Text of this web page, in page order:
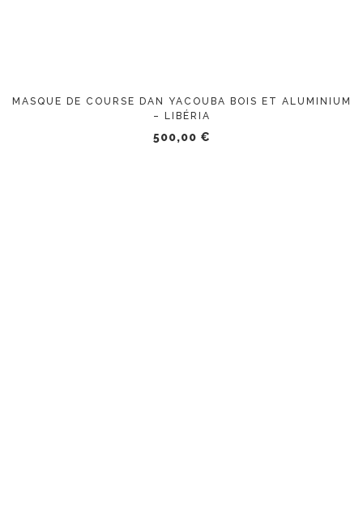
MASQUE DE COURSE DAN YACOUBA BOIS ET ALUMINIUM
– LIBÉRIA
500,00 €